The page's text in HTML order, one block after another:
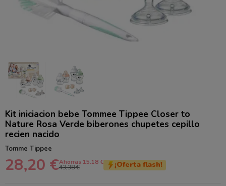
Kit iniciacion bebe Tommee Tippee Closer to
Nature Rosa Verde biberones chupetes cepillo
recien nacido
Tomme Tippee
28,20 €Ahorras 15.18 €
43,38 € ¡Oferta flash!